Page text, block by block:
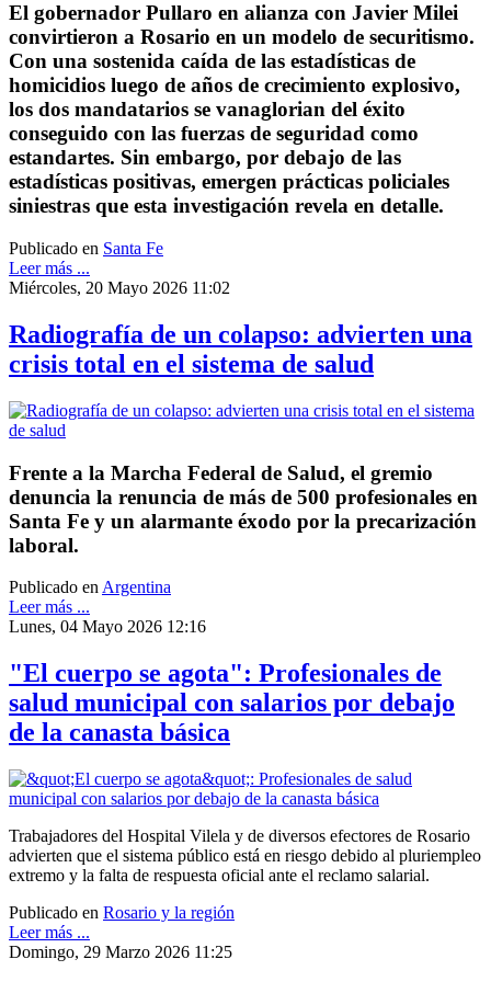
El gobernador Pullaro en alianza con Javier Milei
convirtieron a Rosario en un modelo de securitismo.
Con una sostenida caída de las estadísticas de
homicidios luego de años de crecimiento explosivo,
los dos mandatarios se vanaglorian del éxito
conseguido con las fuerzas de seguridad como
estandartes. Sin embargo, por debajo de las
estadísticas positivas, emergen prácticas policiales
siniestras que esta investigación revela en detalle.
Publicado en Santa Fe
Leer más ...
Miércoles, 20 Mayo 2026 11:02
Radiografía de un colapso: advierten una
crisis total en el sistema de salud
Frente a la Marcha Federal de Salud, el gremio
denuncia la renuncia de más de 500 profesionales en
Santa Fe y un alarmante éxodo por la precarización
laboral.
Publicado en Argentina
Leer más ...
Lunes, 04 Mayo 2026 12:16
"El cuerpo se agota": Profesionales de
salud municipal con salarios por debajo
de la canasta básica
Trabajadores del Hospital Vilela y de diversos efectores de Rosario
advierten que el sistema público está en riesgo debido al pluriempleo
extremo y la falta de respuesta oficial ante el reclamo salarial.
Publicado en Rosario y la región
Leer más ...
Domingo, 29 Marzo 2026 11:25